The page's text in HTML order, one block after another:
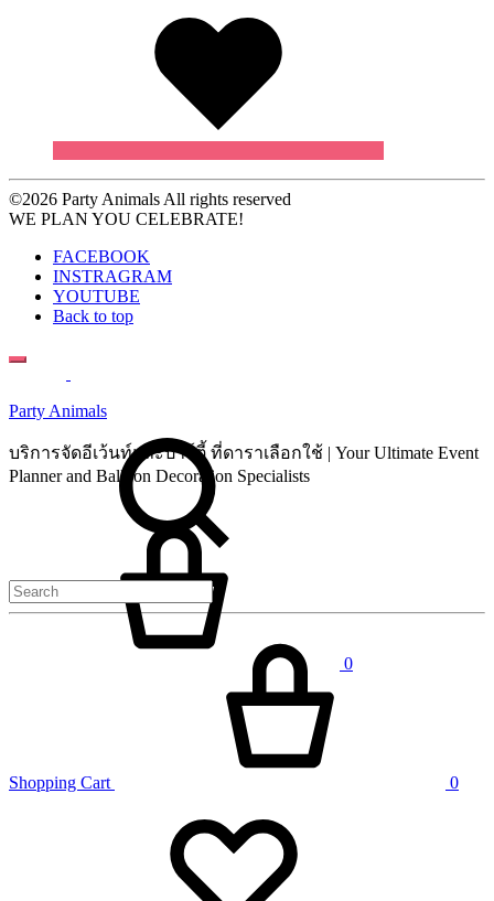
©2026 Party Animals All rights reserved
WE PLAN YOU CELEBRATE!
FACEBOOK
INSTRAGRAM
YOUTUBE
Back to top
Party Animals
บริการจัดอีเว้นท์และปาร์ตี้ ที่ดาราเลือกใช้ | Your Ultimate Event
Planner and Balloon Decoration Specialists
0
Search
Shopping Cart 0